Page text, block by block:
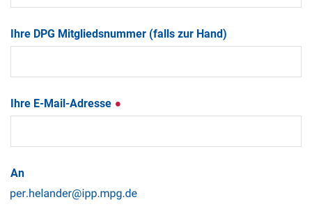
Ihre DPG Mitgliedsnummer (falls zur Hand)
Ihre E-Mail-Adresse
An